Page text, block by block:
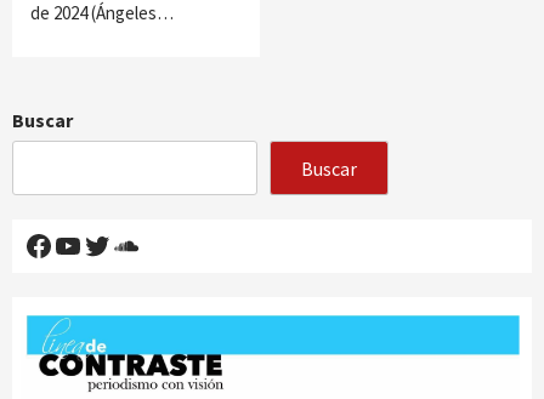
de 2024 (Ángeles…
Buscar
Buscar
Facebook
YouTube
Twitter
SoundCloud